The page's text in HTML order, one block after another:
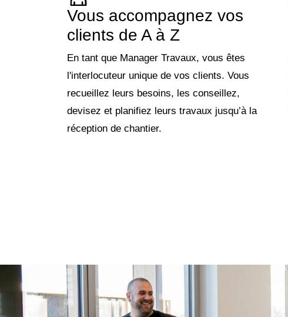
Vous accompagnez vos
clients de A à Z
En tant que Manager Travaux, vous êtes
l'interlocuteur unique de vos clients. Vous
recueillez leurs besoins, les conseillez,
devisez et planifiez leurs travaux jusqu’à la
réception de chantier.